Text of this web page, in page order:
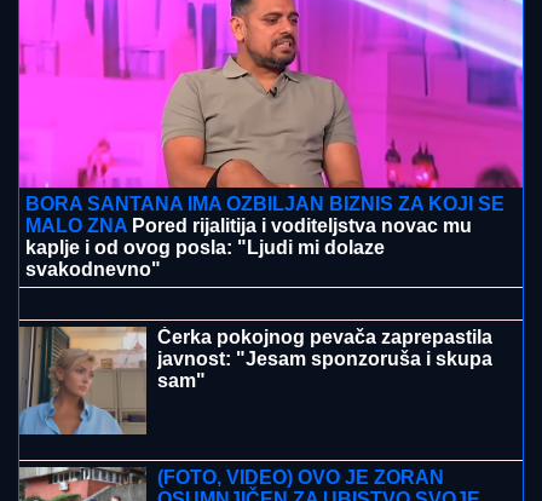
"SMETALI SU MU MOJI IZLASCI"
Voditeljka Ana
Radulović progovorila o razvodu od pevača Mirčeta
Radulovića
BIVŠI FUDBALER JE OVAKO
INVESTIRAO ZARAĐENE MILIONE
Kupio staru kuću u Igalu i otvorio
restoran na Bojani, a evo šta je pripalo
bivšoj supruzi posle razvoda
"ČULI SMO ZAPOMAGANJE, A ONDA
SU NAŠLI TELO"Komšije otkrile
detalje ubistva Milke (82) na Novom